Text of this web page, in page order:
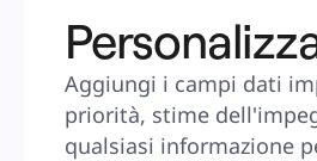
Aggiungi i campi dati
priorità, stime
qualsiasi informazione